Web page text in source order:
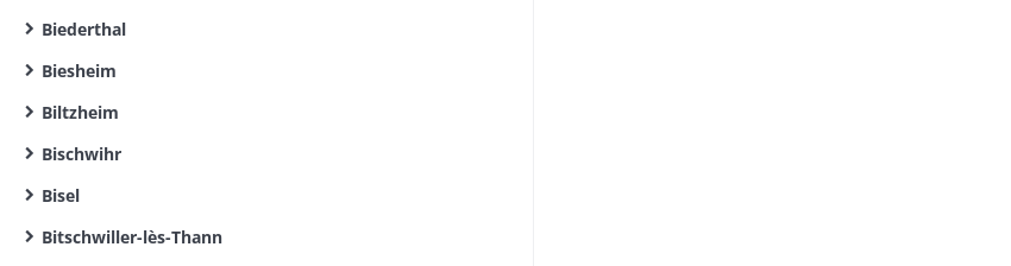
Biederthal
Biesheim
Biltzheim
Bischwihr
Bisel
Bitschwiller-lès-Thann